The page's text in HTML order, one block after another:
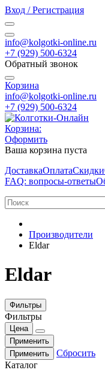
Вход / Регистрация
info@kolgotki-online.ru
+7 (929) 500-6324
Обратный звонок
Корзина
info@kolgotki-online.ru
+7 (929) 500-6324
Корзина:
Оформить
Ваша корзина пуста
ДоставкаОплатаСкидки
FAQ: вопросы-ответы
Производители
Eldar
Eldar
Фильтры
Фильтры
Цена
Применить
Применить
Сбросить
Каталог